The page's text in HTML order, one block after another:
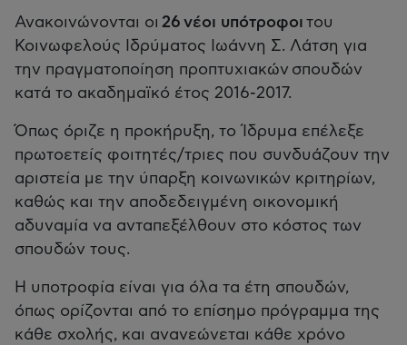
Ανακοινώνονται οι 26 νέοι υπότροφοι του
Κοινωφελούς Ιδρύματος Ιωάννη Σ. Λάτση για
την πραγματοποίηση προπτυχιακών σπουδών
κατά το ακαδημαϊκό έτος 2016-2017.
Όπως όριζε η προκήρυξη, το Ίδρυμα επέλεξε
πρωτοετείς φοιτητές/τριες που συνδυάζουν την
αριστεία με την ύπαρξη κοινωνικών κριτηρίων,
καθώς και την αποδεδειγμένη οικονομική
αδυναμία να ανταπεξέλθουν στο κόστος των
σπουδών τους.
Η υποτροφία είναι για όλα τα έτη σπουδών,
όπως ορίζονται από το επίσημο πρόγραμμα της
κάθε σχολής, και ανανεώνεται κάθε χρόνο